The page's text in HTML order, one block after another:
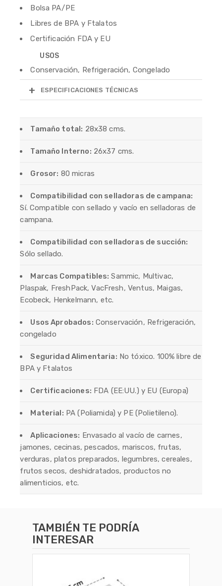
Bolsa PA/PE
Libres de BPA y Ftalatos
Certificación FDA y EU
USOS
Conservación, Refrigeración, Congelado
ESPECIFICACIONES TÉCNICAS
Tamaño total: 28x38 cms.
Tamaño Interno: 26x37 cms.
Grosor: 80 micras
Compatibilidad con selladoras de campana:
Sí. Compatible con sellado y vacío en selladoras de
campana.
Compatibilidad con selladoras de succión:
Sólo sellado.
Marcas Compatibles: Sammic, Multivac,
Plaspak, FreshPack, VacFresh, Ventus, Maigas,
Ecobeck, Henkelmann, etc.
Usos Aprobados: Conservación, Refrigeración,
congelado
Seguridad Alimentaria: No tóxico. 100% libre de
BPA y Ftalatos
Certificaciones: FDA (EE:UU.) y EU (Europa)
Material: PA (Poliamida) y PE (Polietileno).
Aplicaciones: Envasado al vacío de carnes,
jamones, cecinas, pescados, mariscos, frutas,
verduras, platos preparados, legumbres, cereales,
frutos secos, deshidratados, productos no
alimenticios, etc.
TAMBIÉN TE PODRÍA
INTERESAR